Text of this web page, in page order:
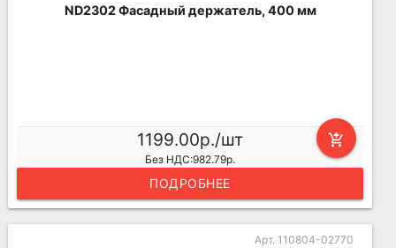
ND2302 Фасадный держатель, 400 мм
add_shopping_cart
1199.00р./шт
Без НДС:982.79р.
ПОДРОБНЕЕ
Арт. 110804-02770